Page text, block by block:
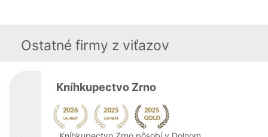
Ostatné firmy z viťazov
Kníhkupectvo Zrno